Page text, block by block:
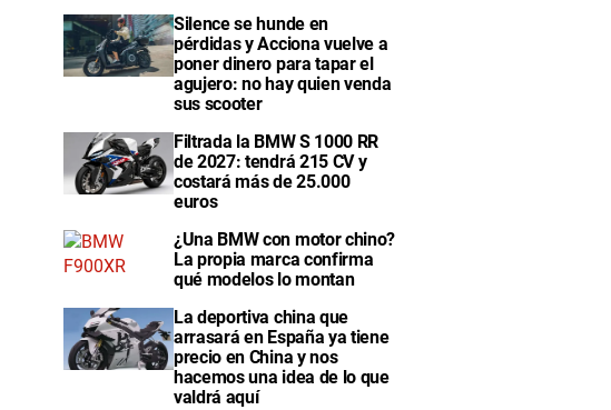
Silence se hunde en
pérdidas y Acciona vuelve a
poner dinero para tapar el
agujero: no hay quien venda
sus scooter
Filtrada la BMW S 1000 RR
de 2027: tendrá 215 CV y
costará más de 25.000
euros
¿Una BMW con motor chino?
La propia marca confirma
qué modelos lo montan
La deportiva china que
arrasará en España ya tiene
precio en China y nos
hacemos una idea de lo que
valdrá aquí